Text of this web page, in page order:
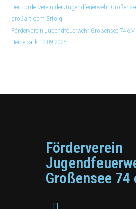
Der Förderverein der Jugendfeuerwehr
großartigem Erfolg
Förderverein Jugendfeuerwehr Großensee 74 e.V.
Heidepark 13.09.2025
Förderverein
Großensee 74